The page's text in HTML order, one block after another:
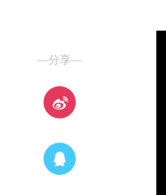
—分享—